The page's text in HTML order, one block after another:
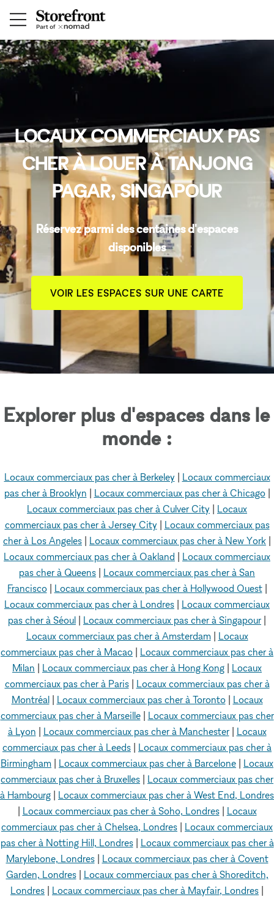
LOCAUX COMMERCIAUX PAS
CHER À LOUER À TANJONG
PAGAR, SINGAPOUR
Réservez parmi des centaines d'espaces
disponibles
VOIR LES ESPACES SUR UNE CARTE
Explorer plus d'espaces dans le
monde :
Locaux commerciaux pas cher à Berkeley
Locaux commerciaux
pas cher à Brooklyn
Locaux commerciaux pas cher à Chicago|
Locaux commerciaux pas cher à Culver City
Locaux
commerciaux pas cher à Jersey City
Locaux commerciaux pas
cher à Los Angeles
Locaux commerciaux pas cher à New York
Locaux commerciaux pas cher à Oakland
Locaux commerciaux
pas cher à Queens
Locaux commerciaux pas cher à San
Francisco| Locaux commerciaux pas cher à Hollywood Ouest|
Locaux commerciaux pas cher à Londres
Locaux commerciaux
pas cher à Séoul
Locaux commerciaux pas cher à Singapour
Locaux commerciaux pas cher à Amsterdam| Locaux
commerciaux pas cher à Macao
Locaux commerciaux pas cher à
Milan
Locaux commerciaux pas cher à Hong Kong
Locaux
commerciaux pas cher à Paris| Locaux commerciaux pas cher à
Montréal| Locaux commerciaux pas cher à Toronto| Locaux
commerciaux pas cher à Marseille| Locaux commerciaux pas cher
à Lyon
Locaux commerciaux pas cher à Manchester| Locaux
commerciaux pas cher à Leeds
Locaux commerciaux pas cher à
Birmingham
Locaux commerciaux pas cher à Barcelone
Locaux
commerciaux pas cher à Bruxelles
Locaux commerciaux pas cher
à Hambourg
Locaux commerciaux pas cher à West End, Londres
Locaux commerciaux pas cher à Soho, Londres| Locaux
commerciaux pas cher à Chelsea, Londres
Locaux commerciaux
pas cher à Notting Hill, Londres| Locaux commerciaux pas cher à
Marylebone, Londres| Locaux commerciaux pas cher à Covent
Garden, Londres| Locaux commerciaux pas cher à Shoreditch,
Londres
Locaux commerciaux pas cher à Mayfair, Londres